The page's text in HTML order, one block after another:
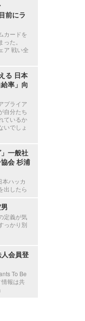
前にラ
カードを
た。
ア 戦い全
る 日本
率」向
プライア
自分たち
ているか
いでしょ
」一般社
会 杉浦
本ハッカ
出したら
定義が気
っかり別
会員登
To Be
報は共